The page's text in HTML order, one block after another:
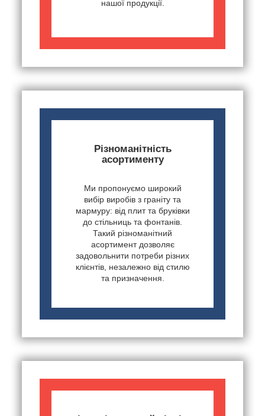
нашої продукції.
Різноманітність
асортименту
Ми пропонуємо широкий
вибір виробів з граніту та
мармуру: від плит та бруківки
до стільниць та фонтанів.
Такий різноманітний
асортимент дозволяє
задовольнити потреби різних
клієнтів, незалежно від стилю
та призначення.